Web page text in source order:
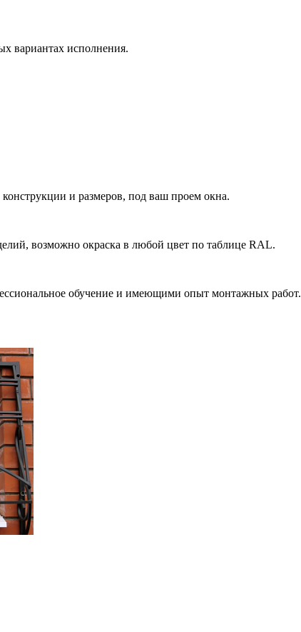
вариантах исполнения.
и размеров, под ваш проем окна.
возможно окраска в любой цвет по таблице RAL.
обучение и имеющими опыт монтажных работ.